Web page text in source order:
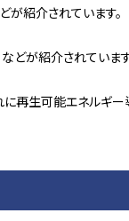
紹介されています。
などが紹介されています
再生可能エネルギー